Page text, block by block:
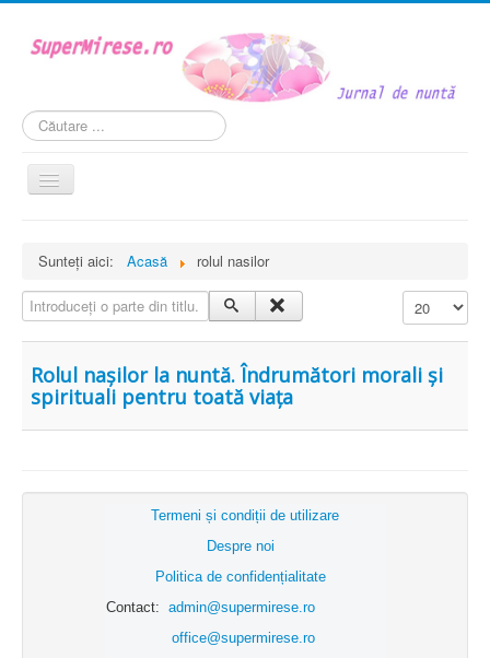
Căutare
...
Comută
navigarea
Mireasa
Personaje si roluri
Weddstyle
În cuplu
Sunteți aici: Acasă
rolul nasilor
Introduceți o parte din titlu.
Afișare #
Rolul nașilor la nuntă. Îndrumători morali și
spirituali pentru toată viața
Termeni și condiții de utilizare
Despre noi
Politica de confidențialitate
Contact: admin@supermirese.ro
office@supermirese.ro